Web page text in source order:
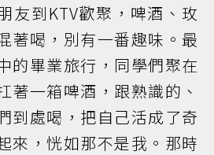
友到KTV歡聚，啤酒、玫
著喝，別有一番趣味。最
的畢業旅行，同學們聚在
著一箱啤酒，跟熟識的、
到處喝，把自己活成了奇
來，恍如那不是我。那時